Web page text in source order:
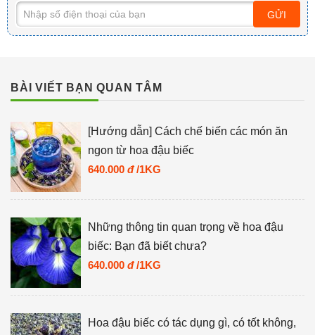
GỬI
BÀI VIẾT BẠN QUAN TÂM
[Hướng dẫn] Cách chế biến các món ăn
ngon từ hoa đậu biếc
640.000 đ /1KG
Những thông tin quan trọng về hoa đậu
biếc: Bạn đã biết chưa?
640.000 đ /1KG
Hoa đậu biếc có tác dụng gì, có tốt không,